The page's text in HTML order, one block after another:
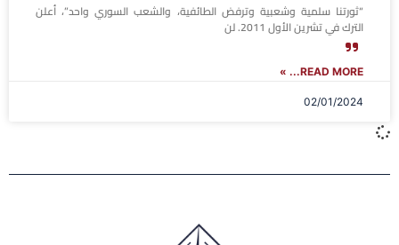
“ثورتنا سلمية وشعبية وترفض الطائفية، والشعب السوري واحد”، أعلن
الترك في تشرين الأول 2011. لن
READ MORE... »
02/01/2024